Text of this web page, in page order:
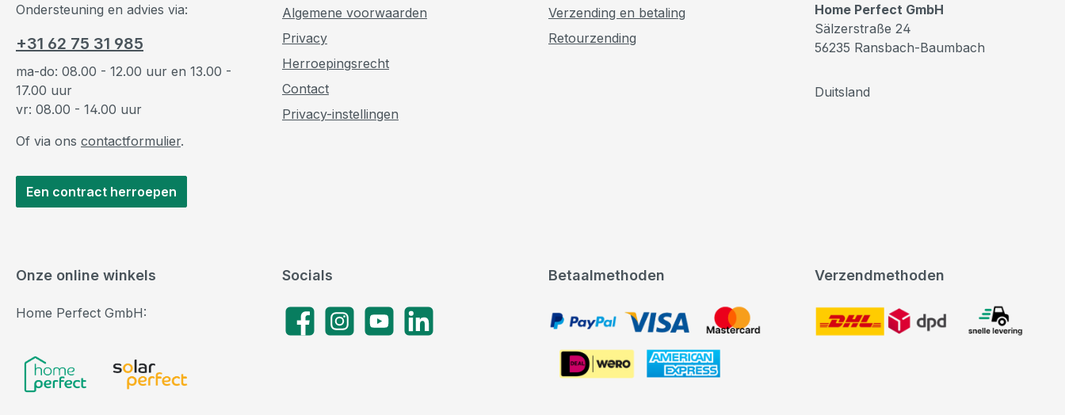
Ondersteuning en advies via:
+31 62 75 31 985
ma-do: 08.00 - 12.00 uur en 13.00 -
17.00 uur
vr: 08.00 - 14.00 uur
Of via ons contactformulier.
Een contract herroepen
Algemene voorwaarden
Privacy
Herroepingsrecht
Contact
Privacy-instellingen
Verzending en betaling
Retourzending
Betaalmethoden
PayPal, VISA, Mastercard
Verzendmethoden
Home Perfect GmbH
Sälzerstraße 24
56235 Ransbach-Baumbach
Duitsland
Socials
FacebookInstagramYouTubeLinkedIn
Onze online winkels
Home Perfect GmbH: